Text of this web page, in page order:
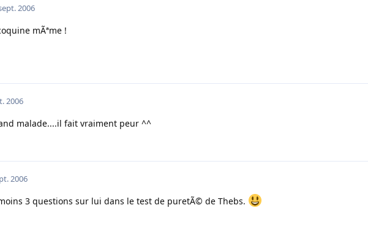
2006
mÃªme !
2006
malade....il fait vraiment peur ^^
2006
3 questions sur lui dans le test de puretÃ© de Thebs.